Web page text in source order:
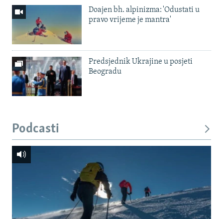
Doajen bh. alpinizma: 'Odustati u
pravo vrijeme je mantra'
Predsjednik Ukrajine u posjeti
Beogradu
Podcasti